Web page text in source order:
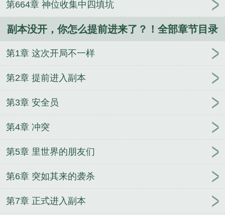
前进来了免费阅读 副本打完了怎么出去
你怎么提前
去 副本没开你怎么提前进来了TXT
副本开了不去会
怎么样
副本怎么过
副本没开你怎么提前进来了笔趣
阁无弹窗
wow副本没进去
你怎么提前进
来了?! 副本没结束下线
主角李
八零大小姐随军，撩爆禁欲大
佬心
大明世家五百年
再
大乾边关一小卒
觉醒弹幕后
主角李承乾李世民重生大唐太子他强势夺权
你不
四合院：
秦淮茹赖上我 满级小姑姑在农家当团宠
说好当闲散
赘婿，你陆地神仙？
七零前夫不回家，我转头嫁给
李承乾李世民笔趣阁
第664章 神位收集中四填坑
副本没开，你怎么提前进来了？！全部章节目录
第1章 这次开局不一样
第2章 提前进入副本
第3章 安全员
第4章 冲突
第5章 里世界的朋友们
第6章 突如其来的袭杀
第7章 正式进入副本